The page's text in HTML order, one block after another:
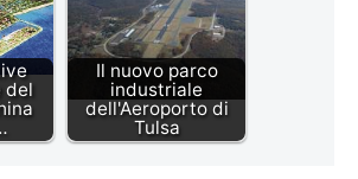
del
Il nuovo parco
industriale
dell'Aeroporto di
Tulsa